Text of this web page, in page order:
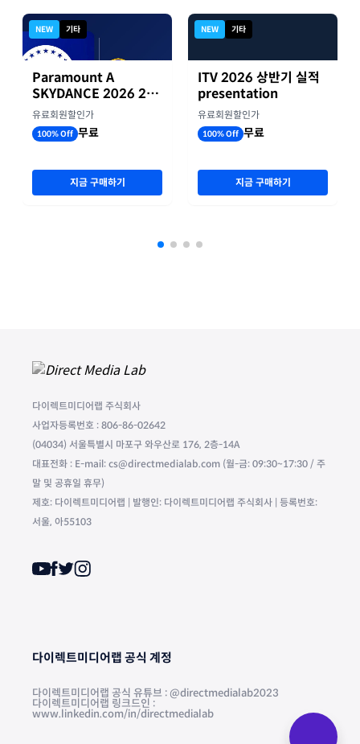
NEW 기타
Paramount A
SKYDANCE 2026 2분
기 실적
유료회원할인가
100% Off 무료
지금 구매하기
NEW 기타
ITV 2026 상반기 실적
presentation
유료회원할인가
100% Off 무료
지금 구매하기
다이렉트미디어랩 주식회사
사업자등록번호 : 806-86-02642
(04034) 서울특별시 마포구 와우산로 176, 2층-14A
대표전화 : E-mail: cs@directmedialab.com (월-금: 09:30~17:30 / 주
말 및 공휴일 휴무)
제호: 다이렉트미디어랩 | 발행인: 다이렉트미디어랩 주식회사 | 등록번호:
서울, 아55103
다이렉트미디어랩 공식 계정
다이렉트미디어랩 공식 유튜브 : @directmedialab2023
다이렉트미디어랩 링크드인 :
www.linkedin.com/in/directmedialab